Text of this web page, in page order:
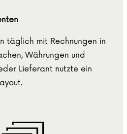
täglich mit Rechnungen in
Währungen und
Lieferant nutzte ein